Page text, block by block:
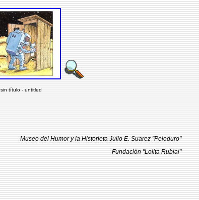
sin título - untitled
Museo del Humor y la Historieta Julio E. Suarez "Peloduro"
Fundación "Lolita Rubial"